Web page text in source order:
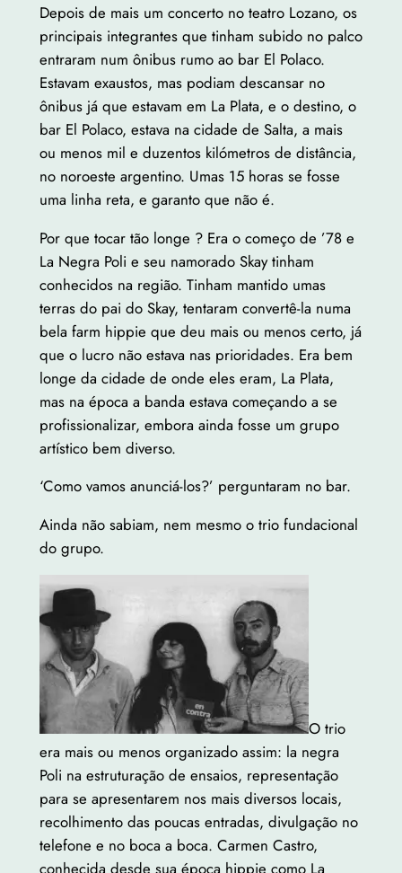
Depois de mais um concerto no teatro Lozano, os
principais integrantes que tinham subido no palco
entraram num ônibus rumo ao bar El Polaco.
Estavam exaustos, mas podiam descansar no
ônibus já que estavam em La Plata, e o destino, o
bar El Polaco, estava na cidade de Salta, a mais
ou menos mil e duzentos kilómetros de distância,
no noroeste argentino. Umas 15 horas se fosse
uma linha reta, e garanto que não é.
Por que tocar tão longe ? Era o começo de ’78 e
La Negra Poli e seu namorado Skay tinham
conhecidos na região. Tinham mantido umas
terras do pai do Skay, tentaram convertê-la numa
bela farm hippie que deu mais ou menos certo, já
que o lucro não estava nas prioridades. Era bem
longe da cidade de onde eles eram, La Plata,
mas na época a banda estava começando a se
profissionalizar, embora ainda fosse um grupo
artístico bem diverso.
‘Como vamos anunciá-los?’ perguntaram no bar.
Ainda não sabiam, nem mesmo o trio fundacional
do grupo.
O trio
era mais ou menos organizado assim: la negra
Poli na estruturação de ensaios, representação
para se apresentarem nos mais diversos locais,
recolhimento das poucas entradas, divulgação no
telefone e no boca a boca. Carmen Castro,
conhecida desde sua época hippie como La